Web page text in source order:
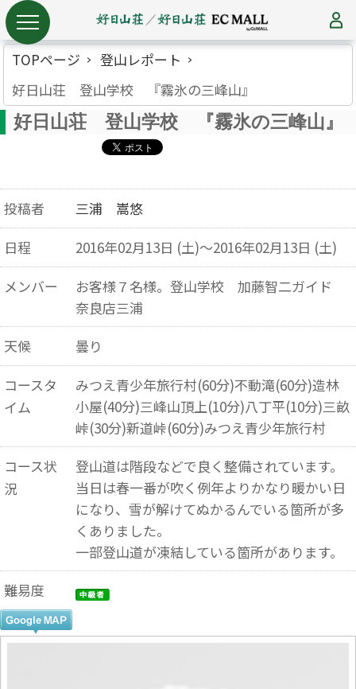
TOPページ
登山レポート
好日山荘 登山学校 『霧氷の三峰山』
好日山荘 登山学校 『霧氷の三峰山』
投稿者
三浦 嵩悠
日程
2016年02月13日 (土)～2016年02月13日 (土)
メンバー
お客様７名様。登山学校 加藤智二ガイド
奈良店三浦
天候
曇り
コースタ
イム
みつえ青少年旅行村(60分)不動滝(60分)造林
小屋(40分)三峰山頂上(10分)八丁平(10分)三畝
峠(30分)新道峠(60分)みつえ青少年旅行村
コース状
況
登山道は階段などで良く整備されています。
当日は春一番が吹く例年よりかなり暖かい日
になり、雪が解けてぬかるんでいる箇所が多
くありました。
一部登山道が凍結している箇所があります。
難易度